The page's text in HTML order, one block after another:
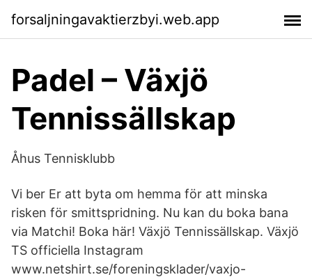
forsaljningavaktierzbyi.web.app
Padel – Växjö
Tennissällskap
Åhus Tennisklubb
Vi ber Er att byta om hemma för att minska
risken för smittspridning. Nu kan du boka bana
via Matchi! Boka här! Växjö Tennissällskap. Växjö
TS officiella Instagram
www.netshirt.se/foreningsklader/vaxjo-